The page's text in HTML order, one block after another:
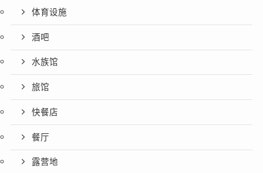
体育设施
酒吧
水族馆
旅馆
快餐店
餐厅
露营地